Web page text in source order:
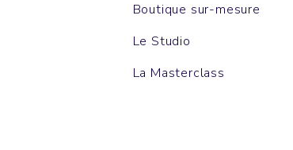
Boutique sur-mesure
Le Studio
La Masterclass